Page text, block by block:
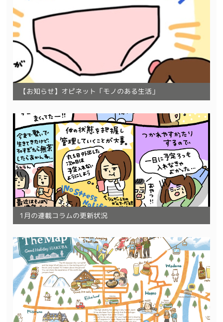
【お知らせ】オピネット「モノのある生活」
1月の連載コラムの更新状況